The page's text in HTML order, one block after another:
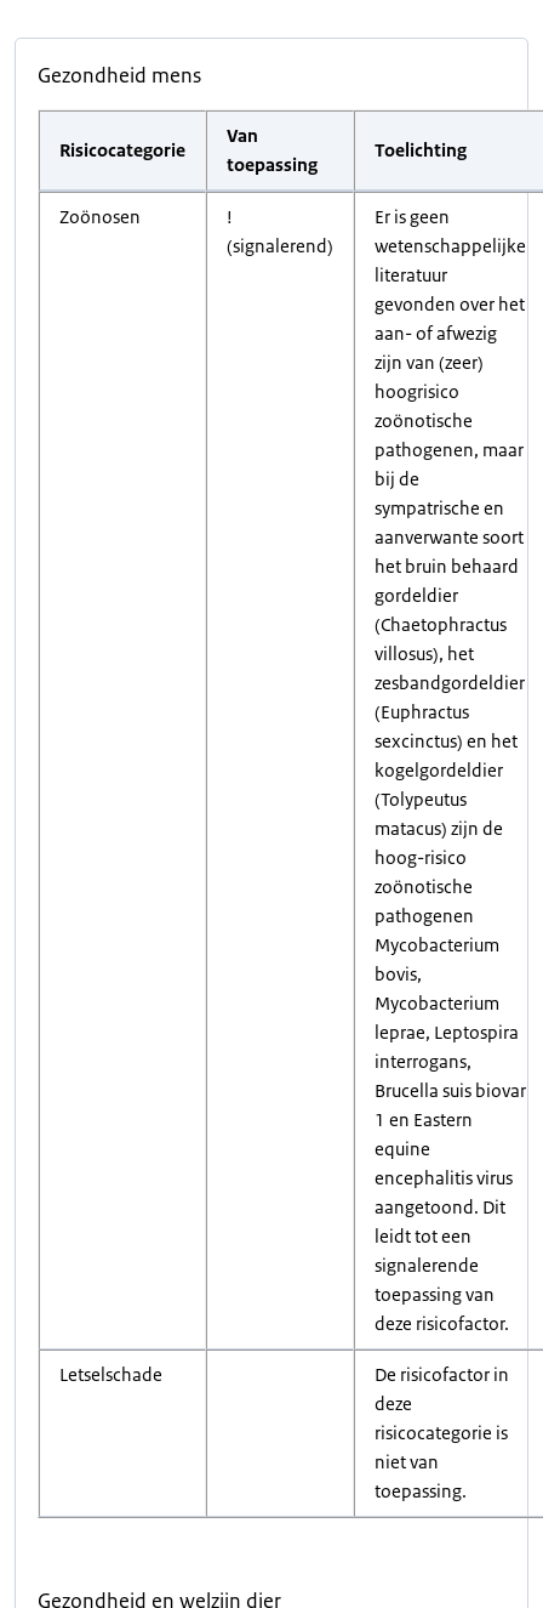
Gezondheid mens
Risicocategorie
Van
toepassing
Toelichting
Zoönosen
!
(signalerend)
Er is geen
wetenschappelijke
literatuur
gevonden over het
aan- of afwezig
zijn van (zeer)
hoogrisico
zoönotische
pathogenen, maar
bij de
sympatrische en
aanverwante soort
het bruin behaard
gordeldier
(Chaetophractus
villosus), het
zesbandgordeldier
(Euphractus
sexcinctus) en het
kogelgordeldier
(Tolypeutus
matacus) zijn de
hoog-risico
zoönotische
pathogenen
Mycobacterium
bovis,
Mycobacterium
leprae, Leptospira
interrogans,
Brucella suis biovar
1 en Eastern
equine
encephalitis virus
aangetoond. Dit
leidt tot een
signalerende
toepassing van
deze risicofactor.
Letselschade
De risicofactor in
deze
risicocategorie is
niet van
toepassing.
Gezondheid en welzijn dier